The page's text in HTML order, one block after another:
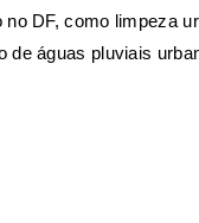
DF, como limpeza
de águas pluviais